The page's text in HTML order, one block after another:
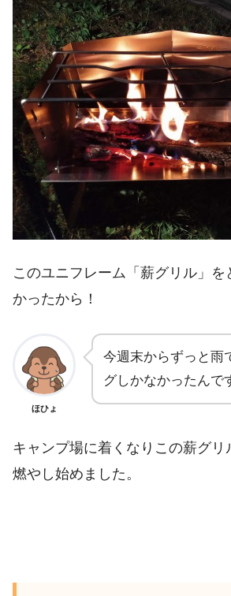
このユニフレーム「薪グリル」を
かったから！
ほひょ
今週末からずっと雨
グしかなかったんで
キャンプ場に着くなりこの薪グリ
燃やし始めました。